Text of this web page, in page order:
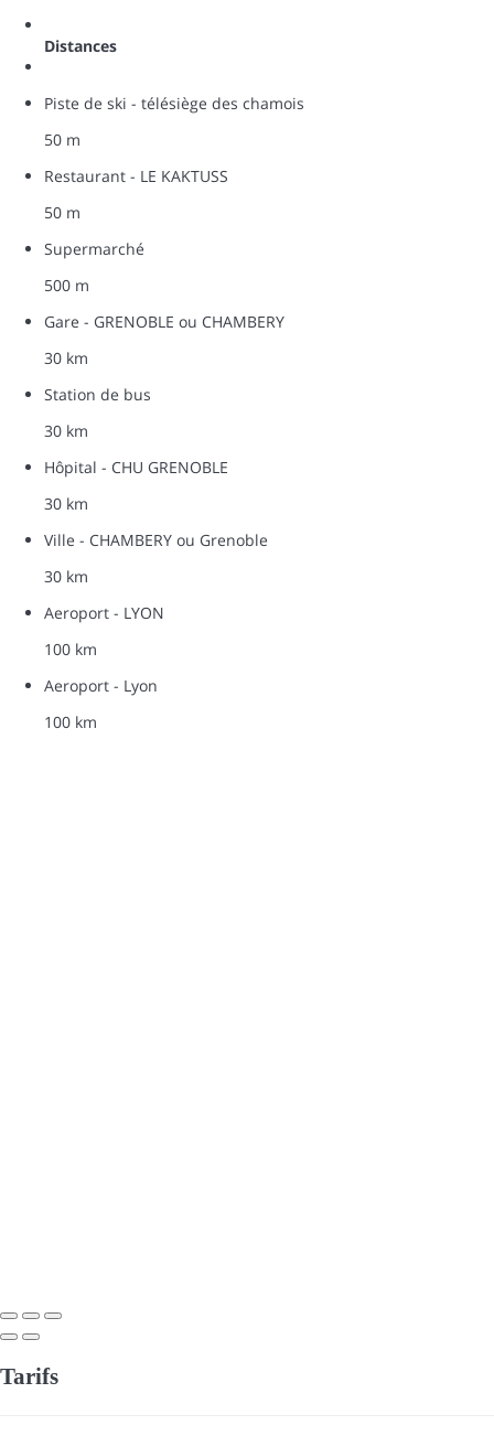
Distances
Piste de ski - télésiège des chamois
50 m
Restaurant - LE KAKTUSS
50 m
Supermarché
500 m
Gare - GRENOBLE ou CHAMBERY
30 km
Station de bus
30 km
Hôpital - CHU GRENOBLE
30 km
Ville - CHAMBERY ou Grenoble
30 km
Aeroport - LYON
100 km
Aeroport - Lyon
100 km
Tarifs